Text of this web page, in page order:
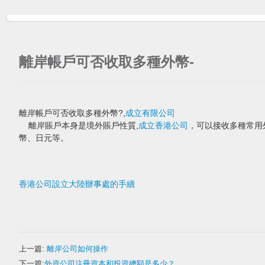
離岸帳戶可否收取多種外幣-
離岸帳戶可否收取多種外幣?, 成立有限公司
離岸賬戶本身是境外賬戶性質, 成立香港公司 ，可以接收多種常
幣、日元等。
香港公司設立大陸辦事處的手續
上一篇: 離岸公司如何操作